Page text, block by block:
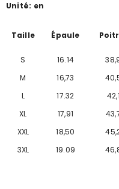
Unité: en
Taille Épaule
S
16.14
M
16,73
L
17.32
XL
17,91
XXL
18,50
3XL
19.09